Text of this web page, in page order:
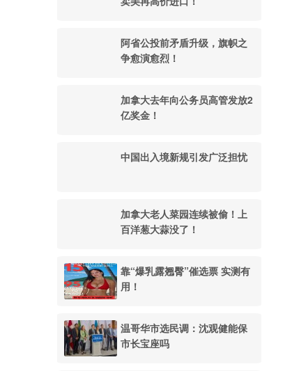
阿省公投前矛盾升级，旗帜之
争愈演愈烈！
加拿大去年向公务员高管发放2
亿奖金！
中国出入境新规引发广泛担忧
加拿大老人菜园连续被偷！上
百洋葱大蒜没了！
靠“爆乳露翘臀”催选票 实测有
用！
温哥华市选民调：沈观健能保
市长宝座吗